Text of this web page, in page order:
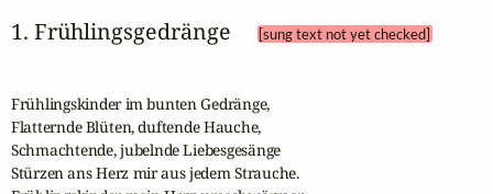
1. Frühlingsgedränge [sung text not yet checked]
Frühlingskinder im bunten Gedränge,
Flatternde Blüten, duftende Hauche,
Schmachtende, jubelnde Liebesgesänge
Stürzen ans Herz mir aus jedem Strauche.